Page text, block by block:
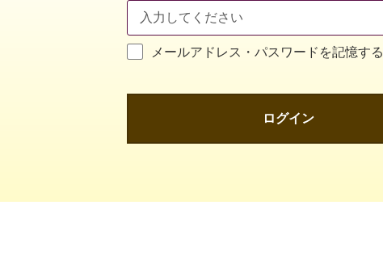
メールアドレス・パスワードを記憶する
ログイン